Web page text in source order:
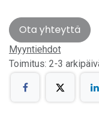
Ota yhteyttä
Myyntiehdot
Toimitus: 2-3